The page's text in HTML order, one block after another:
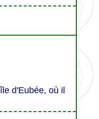
d'Eubée, où il